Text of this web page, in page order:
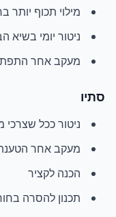
מילוי תכוף יותר
ניטור יומי בשיא
מעקב אחר
סתיו
ניטור ככל שצרכי
מעקב אחר
הכנה לקציר
תכנון להסרה